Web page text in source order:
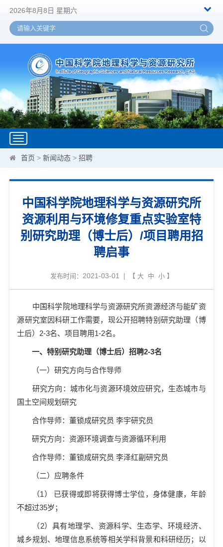
2026年8月8日 星期六
Toggle
navigation
首页 >新闻动态 >招聘
中国科学院地理科学与资源研究所
资源利用与环境修复重点实验室特
别研究助理（博士后）/项目聘用招
聘启事
发布时间： 2021-03-01 | 【 大 中 小】
中国科学院地理科学与资源研究所资源经济与能矿资
源研究室因科研工作需要，现公开招聘特别研究助理（博
士后） 2-3名、项目聘用1-2名。
一、特别研究助理（博士后）招聘2-3名
（一）研究方向与合作导师
研究方向：城市化与资源环境效应研究，生态城市与
国土空间规划研究
合作导师：董锁成研究员 李宇研究员
研究方向：资源环境调查与资源循环利用
合作导师：董锁成研究员 李泽红副研究员
（二）应聘条件
（1） 已获得或即将获得博士学位，身体健康，年龄
不超过35岁；
（2）具有地理学、资源科学、生态学、环境经济、
城乡规划、地理信息系统等相关学科背景和科研经历；以